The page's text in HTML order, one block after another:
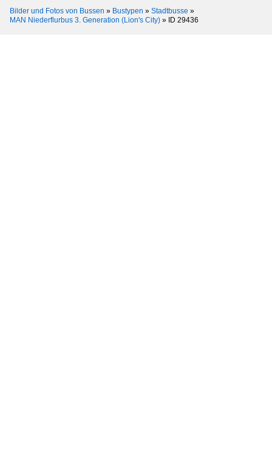
Bilder und Fotos von Bussen » Bustypen » Stadtbusse »
MAN Niederflurbus 3. Generation (Lion's City) » ID 29436